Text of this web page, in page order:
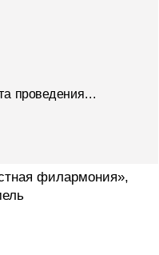
проведения...
филармония»,